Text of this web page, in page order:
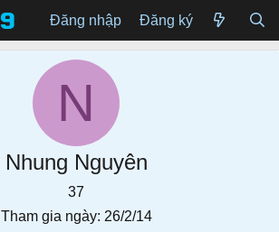
Đăng nhập Đăng ký
N
Nhung Nguyên
37
Tham gia ngày 26/2/14